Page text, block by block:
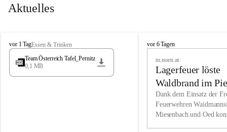
wunderschöne Naturschneepisten, die zum Schifahren oder
vielfältige Angebot unserer Kulturvereine.
Überzeugen Sie sich selbst, dass Sie in Miesenbach sowie
in den Beherbergungsbetrieben, Gaststätten und urigen
Wir kennen Miesenbach als lebens- und liebenswerten Ort.
Tradition und Innovation werden ebenso groß geschrieben
Aktuelles
M
i
s
vor 1 TagEssen & Trinken
Team Österreich Tafel_Pernitz
0,1 MB
M
h
vor 6 Tagen
m.noen.at
Lagerfeuer löste
Waldbrand im
aus
Dank dem Einsatz der
Feuerwehren
Miesenbach und Oed